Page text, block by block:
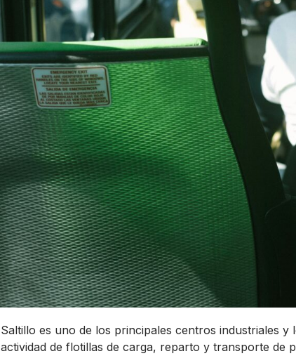
Saltillo es uno de los principales centros industriales
actividad de flotillas de carga, reparto y transporte de